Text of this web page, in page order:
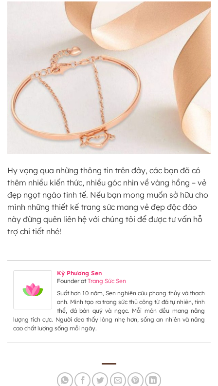
Hy vọng qua những thông tin trên đây, các bạn đã có
thêm nhiều kiến thức, nhiều góc nhìn về vàng hồng – vẻ
đẹp ngọt ngào tinh tế. Nếu bạn mong muốn sở hữu cho
mình những thiết kế trang sức mang vẻ đẹp độc đáo
này đừng quên liên hệ với chúng tôi để được tư vấn hỗ
trợ chi tiết nhé!
Kỳ Phương Sen
FounderatTrang Sức Sen
Suốt hơn 10 năm, Sen nghiên cứu phong thủy và thạch
anh. Mình tạo ra trang sức thủ công từ đá tự nhiên, tinh
thể, đá bán quý và ngọc. Mỗi món đều mang năng
lượng tích cực. Người đeo thấy lòng nhẹ hơn, sống an nhiên và nâng
cao chất lượng sống mỗi ngày.